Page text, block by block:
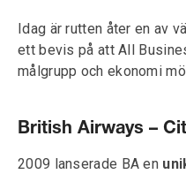
Idag är rutten åter en av
ett bevis på att All
målgrupp och ekonomi
British Airways –
2009 lanserade BA en